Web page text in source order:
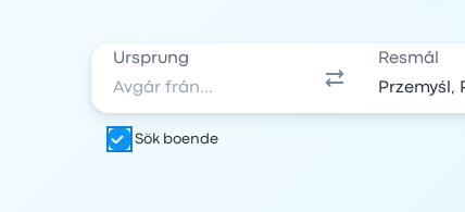
Ursprung Resmål
Sök boende